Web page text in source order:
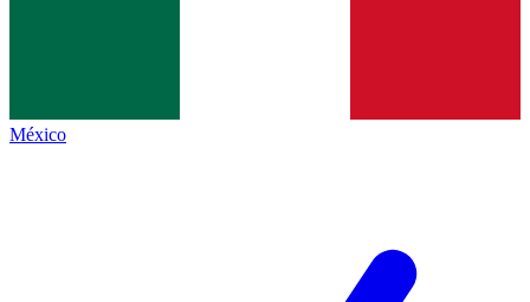
México